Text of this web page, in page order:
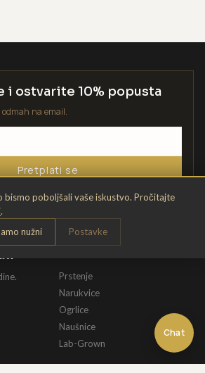
Chat
bismo poboljšali vaše iskustvo. Pročitajte
.
nužni Postavke
i ostvarite 10% popusta
na email.
Pretplati se
Prstenje
Narukvice
Ogrlice
Naušnice
Lab-Grown